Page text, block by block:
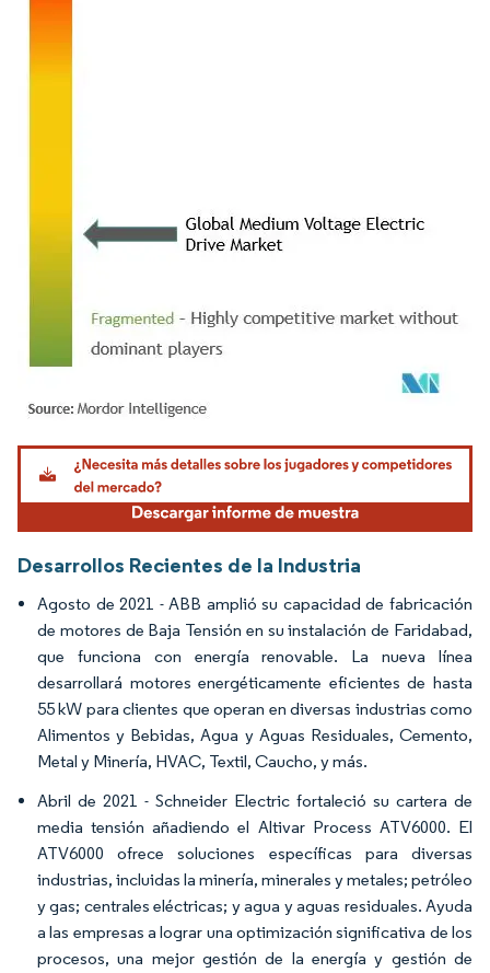
Imagen © Mordor Intelligence. El uso requiere atribución según CC BY 4.0.
Desarrollos Recientes de la Industria
Agosto de 2021 - ABB amplió su capacidad de fabricación
de motores de Baja Tensión en su instalación de Faridabad,
que funciona con energía renovable. La nueva línea
desarrollará motores energéticamente eficientes de hasta
55 kW para clientes que operan en diversas industrias como
Alimentos y Bebidas, Agua y Aguas Residuales, Cemento,
Metal y Minería, HVAC, Textil, Caucho, y más.
Abril de 2021 - Schneider Electric fortaleció su cartera de
media tensión añadiendo el Altivar Process ATV6000. El
ATV6000 ofrece soluciones específicas para diversas
industrias, incluidas la minería, minerales y metales; petróleo
y gas; centrales eléctricas; y agua y aguas residuales. Ayuda
a las empresas a lograr una optimización significativa de los
procesos, una mejor gestión de la energía y gestión de